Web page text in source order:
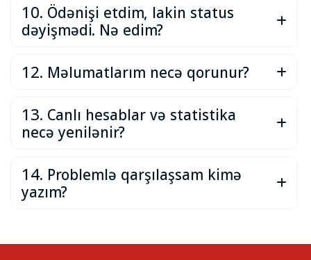
10. Ödənişi etdim, lakin status
dəyişmədi. Nə edim?
12. Məlumatlarım necə qorunur?
13. Canlı hesablar və statistika
necə yenilənir?
14. Problemlə qarşılaşsam kimə
yazım?